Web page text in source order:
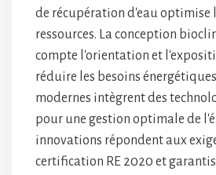
de récupération d'eau optimise
ressources. La conception
compte l'orientation et
réduire les besoins
modernes intègrent des
pour une gestion optimale de
innovations répondent aux
certification RE 2020 et